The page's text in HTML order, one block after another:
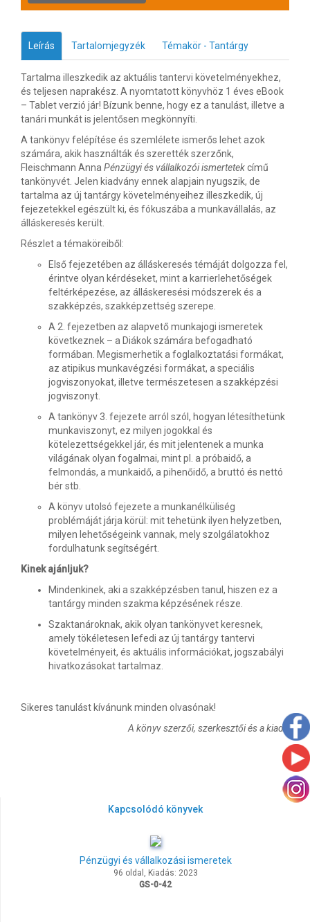
Leírás Tartalomjegyzék Témakör - Tantárgy
Tartalma illeszkedik az aktuális tantervi követelményekhez,
és teljesen naprakész. A nyomtatott könyvhöz 1 éves eBook
– Tablet verzió jár! Bízunk benne, hogy ez a tanulást, illetve a
tanári munkát is jelentősen megkönnyíti.
A tankönyv felépítése és szemlélete ismerős lehet azok
számára, akik használták és szerették szerzőnk,
Fleischmann Anna Pénzügyi és vállalkozói ismertetekcímű
tankönyvét. Jelen kiadvány ennek alapjain nyugszik, de
tartalma az új tantárgy követelményeihez illeszkedik, új
fejezetekkel egészült ki, és fókuszába a munkavállalás, az
álláskeresés került.
Részlet a témaköreiből:
Első fejezetében az álláskeresés témáját dolgozza fel,
érintve olyan kérdéseket, mint a karrierlehetőségek
feltérképezése, az álláskeresési módszerek és a
szakképzés, szakképzettség szerepe.
A 2. fejezetben az alapvető munkajogi ismeretek
következnek – a Diákok számára befogadható
formában. Megismerhetik a foglalkoztatási formákat,
az atipikus munkavégzési formákat, a speciális
jogviszonyokat, illetve természetesen a szakképzési
jogviszonyt.
A tankönyv 3. fejezete arról szól, hogyan létesíthetünk
munkaviszonyt, ez milyen jogokkal és
kötelezettségekkel jár, és mit jelentenek a munka
világának olyan fogalmai, mint pl. a próbaidő, a
felmondás, a munkaidő, a pihenőidő, a bruttó és nettó
bér stb.
A könyv utolsó fejezete a munkanélküliség
problémáját járja körül: mit tehetünk ilyen helyzetben,
milyen lehetőségeink vannak, mely szolgálatokhoz
fordulhatunk segítségért.
Kinek ajánljuk?
Mindenkinek, aki a szakképzésben tanul, hiszen ez a
tantárgy minden szakma képzésének része.
Szaktanároknak, akik olyan tankönyvet keresnek,
amely tökéletesen lefedi az új tantárgy tantervi
követelményeit, és aktuális információkat, jogszabályi
hivatkozásokat tartalmaz.
Sikeres tanulást kívánunk minden olvasónak!
A könyv szerzői, szerkesztői és a kiadó
Kapcsolódó könyvek
Pénzügyi és vállalkozási ismeretek
96 oldal, Kiadás: 2023
GS-0-42